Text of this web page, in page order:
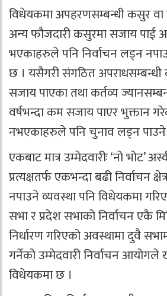
विधेयकमा अपहरणसम्बन्धी कसुर
अन्य फौजदारी कसुरमा सजाय पाई
भएकाहरुले पनि निर्वाचन लड्न
छ । यसैगरी संगठित
सजाय पाएका तथा कर्तव्य
वर्षभन्दा कम सजाय पाएर भुक्तान
नभएकाहरुले पनि चुनाव लड्न
एकबाट मात्र उम्मेदवारीः ‘नो भोट’
प्रत्यक्षतर्फ एकभन्दा बढी निर्वाचन
नपाउने व्यवस्था पनि विधेयकमा
सभा र प्रदेश सभाको निर्वाचन एकै
निर्धारण गरिएको अवस्थामा दुवै
गर्नेको उम्मेदवारी निर्वाचन आयोगले
विधेयकमा छ ।